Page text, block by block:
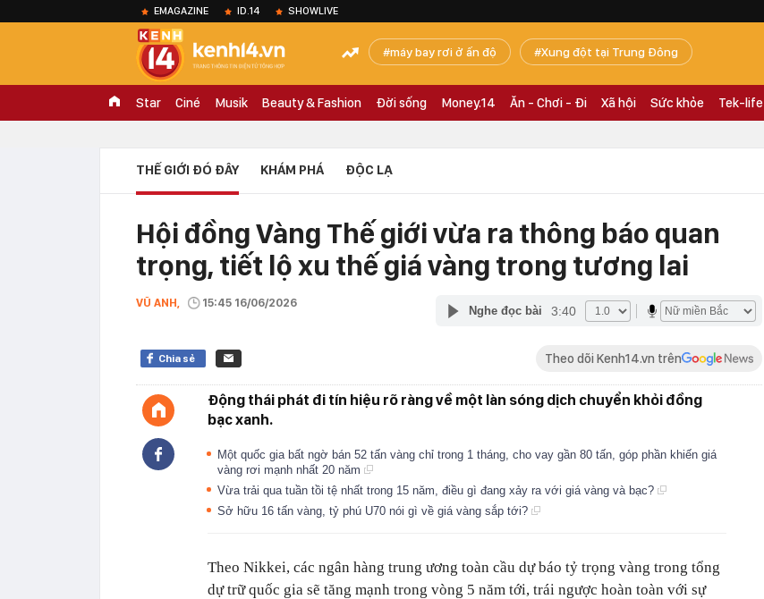
EMAGAZINE ID.14 SHOWLIVE
máy bay rơi ở ấn độ Xung đột tại Trung Đông
Star Ciné Musik Beauty & Fashion Đời sống Money.14 Ăn - Chơi - Đi Xã hội Sức khỏe Tek-life
THẾ GIỚI ĐÓ ĐÂY KHÁM PHÁ ĐỘC LẠ
Hội đồng Vàng Thế giới vừa ra thông báo quan
trọng, tiết lộ xu thế giá vàng trong tương lai
VŨ ANH, 15:45 16/06/2026
Nghe đọc bài 3:40
Chia sẻ Theo dõi Kenh14.vn trên
Động thái phát đi tín hiệu rõ ràng về một làn sóng dịch chuyển khỏi đồng
bạc xanh.
Một quốc gia bất ngờ bán 52 tấn vàng chỉ trong 1 tháng, cho vay gần 80 tấn, góp phần khiến giá
vàng rơi mạnh nhất 20 năm
Vừa trải qua tuần tồi tệ nhất trong 15 năm, điều gì đang xảy ra với giá vàng và bạc?
Sở hữu 16 tấn vàng, tỷ phú U70 nói gì về giá vàng sắp tới?
Theo Nikkei, các ngân hàng trung ương toàn cầu dự báo tỷ trọng vàng trong tổng
dự trữ quốc gia sẽ tăng mạnh trong vòng 5 năm tới, trái ngược hoàn toàn với sự